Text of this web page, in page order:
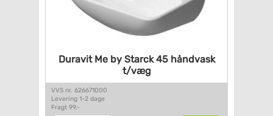
Duravit Me by Starck 45håndvask
t/væg
VVS nr. 626671000
Levering 1-2 dage
Fragt 99,-